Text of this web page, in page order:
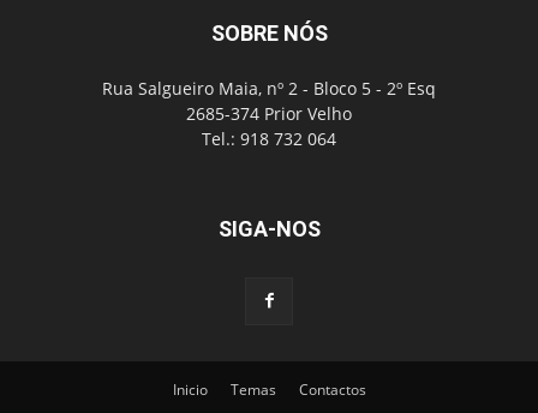
SOBRE NÓS
Rua Salgueiro Maia, nº 2 - Bloco 5 - 2º Esq
2685-374 Prior Velho
Tel.: 918 732 064
SIGA-NOS
Inicio Temas Contactos